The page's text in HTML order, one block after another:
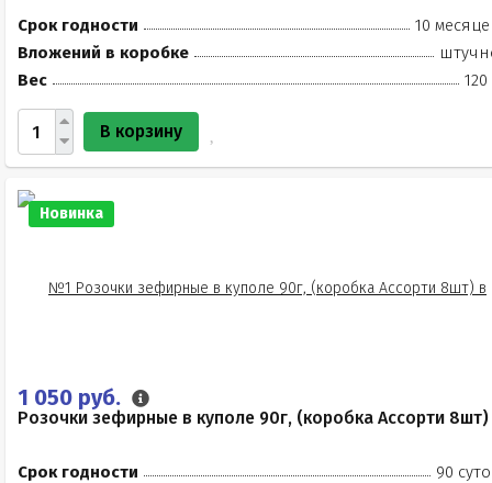
Срок годности
10
Вложений в коробке
Вес
120
В корзину
Новинка
1 050 руб.
Розочки зефирные в куполе 90г, (коробка Ассорти 8шт)
Срок годности 90